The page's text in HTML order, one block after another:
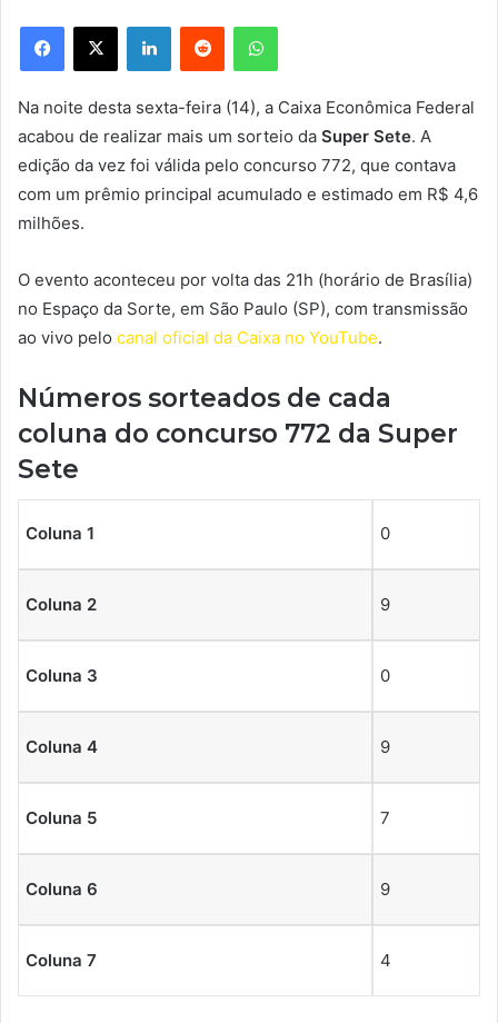
Facebook
X LinkedinReddit WhatsApp
Na noite desta sexta-feira (14), a Caixa Econômica Federal
acabou de realizar mais um sorteio da Super Sete. A
edição da vez foi válida pelo concurso 772, que contava
com um prêmio principal acumulado e estimado em R$ 4,6
milhões.
O evento aconteceu por volta das 21h (horário de Brasília)
no Espaço da Sorte, em São Paulo (SP), com transmissão
ao vivo pelo canal oficial da Caixa no YouTube.
Números sorteados de cada
coluna do concurso 772 da Super
Sete
Coluna 1 0
Coluna 2 9
Coluna 3 0
Coluna 4 9
Coluna 5 7
Coluna 6 9
Coluna 7 4